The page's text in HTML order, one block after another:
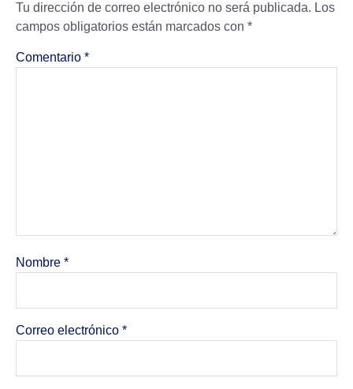
Tu dirección de correo electrónico no será publicada. Los
campos obligatorios están marcados con *
Comentario *
Nombre *
Correo electrónico *